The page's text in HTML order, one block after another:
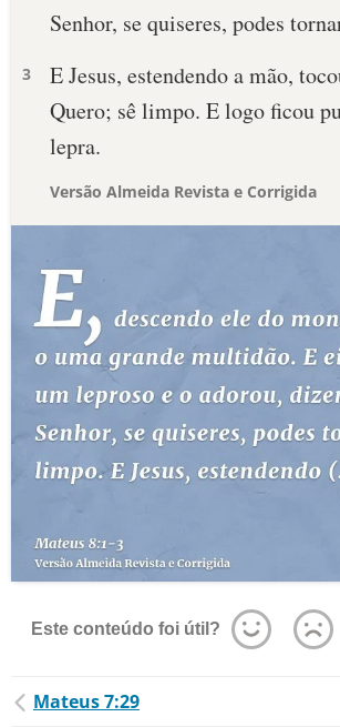
Senhor, se quiseres, podes
3
E Jesus, estendendo a mão,
Quero; sê limpo. E logo ficou
lepra.
Versão Almeida Revista e Corrigida
Este conteúdo foi útil?
Mateus 7:29